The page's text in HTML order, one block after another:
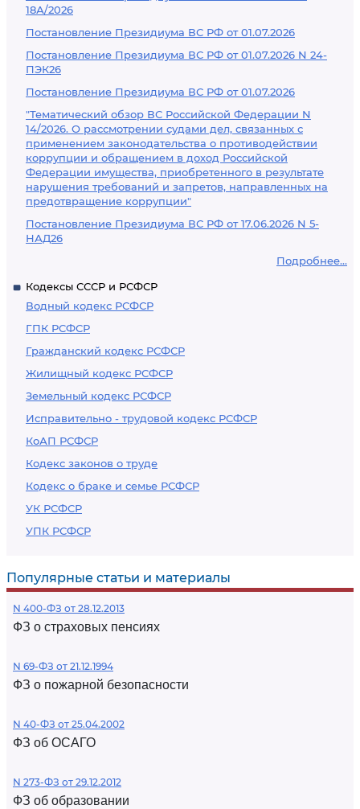
18А/2026
Постановление Президиума ВС РФ от 01.07.2026
Постановление Президиума ВС РФ от 01.07.2026 N 24-
ПЭК26
Постановление Президиума ВС РФ от 01.07.2026
"Тематический обзор ВС Российской Федерации N
14/2026. О рассмотрении судами дел, связанных с
применением законодательства о противодействии
коррупции и обращением в доход Российской
Федерации имущества, приобретенного в результате
нарушения требований и запретов, направленных на
предотвращение коррупции"
Постановление Президиума ВС РФ от 17.06.2026 N 5-
НАД26
Подробнее...
Кодексы СССР и РСФСР
Водный кодекс РСФСР
ГПК РСФСР
Гражданский кодекс РСФСР
Жилищный кодекс РСФСР
Земельный кодекс РСФСР
Исправительно - трудовой кодекс РСФСР
КоАП РСФСР
Кодекс законов о труде
Кодекс о браке и семье РСФСР
УК РСФСР
УПК РСФСР
Популярные статьи и материалы
N 400-ФЗ от 28.12.2013
ФЗ о страховых пенсиях
N 69-ФЗ от 21.12.1994
ФЗ о пожарной безопасности
N 40-ФЗ от 25.04.2002
ФЗ об ОСАГО
N 273-ФЗ от 29.12.2012
ФЗ об образовании